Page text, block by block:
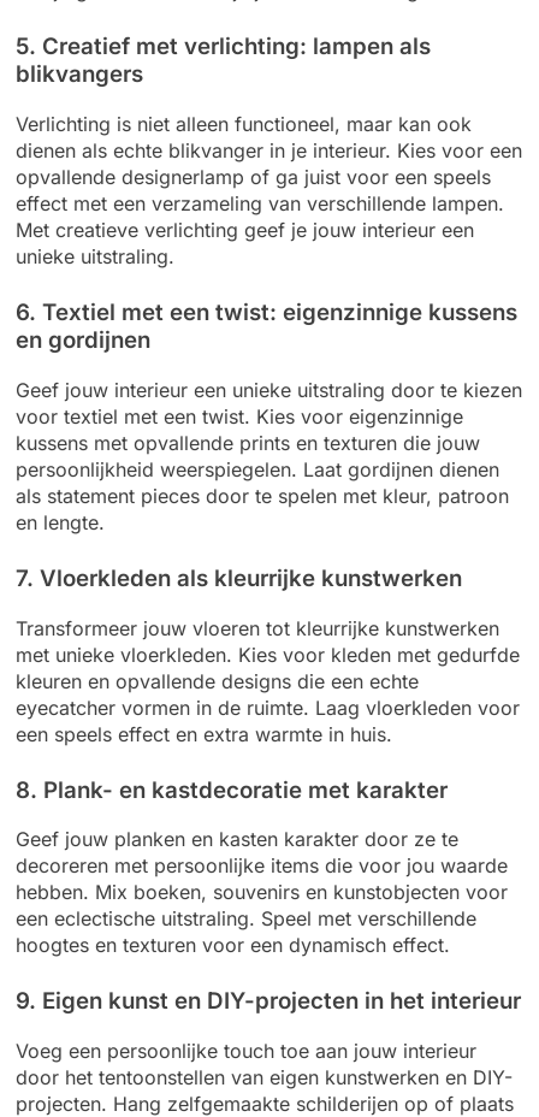
5. Creatief met verlichting: lampen als
blikvangers
Verlichting is niet alleen functioneel, maar kan ook
dienen als echte blikvanger in je interieur. Kies voor een
opvallende designerlamp of ga juist voor een speels
effect met een verzameling van verschillende lampen.
Met creatieve verlichting geef je jouw interieur een
unieke uitstraling.
6. Textiel met een twist: eigenzinnige kussens
en gordijnen
Geef jouw interieur een unieke uitstraling door te kiezen
voor textiel met een twist. Kies voor eigenzinnige
kussens met opvallende prints en texturen die jouw
persoonlijkheid weerspiegelen. Laat gordijnen dienen
als statement pieces door te spelen met kleur, patroon
en lengte.
7. Vloerkleden als kleurrijke kunstwerken
Transformeer jouw vloeren tot kleurrijke kunstwerken
met unieke vloerkleden. Kies voor kleden met gedurfde
kleuren en opvallende designs die een echte
eyecatcher vormen in de ruimte. Laag vloerkleden voor
een speels effect en extra warmte in huis.
8. Plank- en kastdecoratie met karakter
Geef jouw planken en kasten karakter door ze te
decoreren met persoonlijke items die voor jou waarde
hebben. Mix boeken, souvenirs en kunstobjecten voor
een eclectische uitstraling. Speel met verschillende
hoogtes en texturen voor een dynamisch effect.
9. Eigen kunst en DIY-projecten in het interieur
Voeg een persoonlijke touch toe aan jouw interieur
door het tentoonstellen van eigen kunstwerken en DIY-
projecten. Hang zelfgemaakte schilderijen op of plaats